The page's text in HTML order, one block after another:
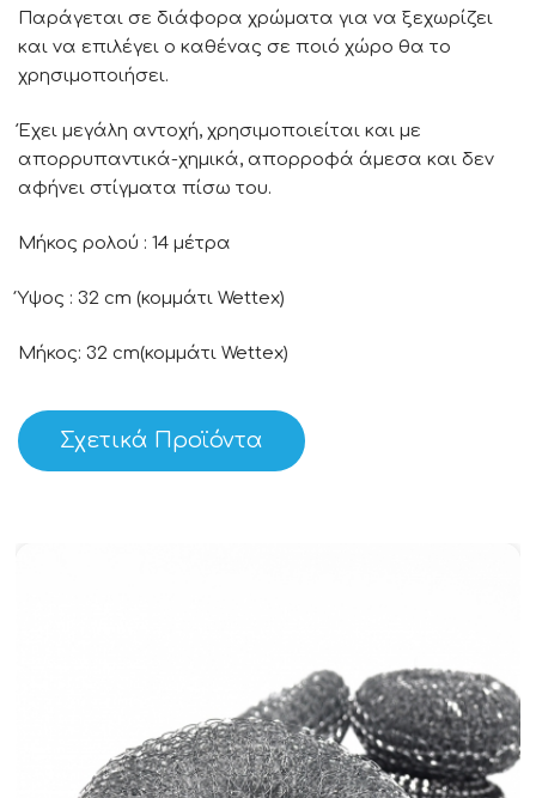
Παράγεται σε διάφορα χρώματα για να ξεχωρίζει
και να επιλέγει ο καθένας σε ποιό χώρο θα το
χρησιμοποιήσει.
Έχει μεγάλη αντοχή, χρησιμοποιείται και με
απορρυπαντικά-χημικά, απορροφά άμεσα και δεν
αφήνει στίγματα πίσω του.
Μήκος ρολού : 14 μέτρα
Ύψος : 32 cm (κομμάτι Wettex)
Μήκος: 32 cm(κομμάτι Wettex)
Σχετικά Προϊόντα